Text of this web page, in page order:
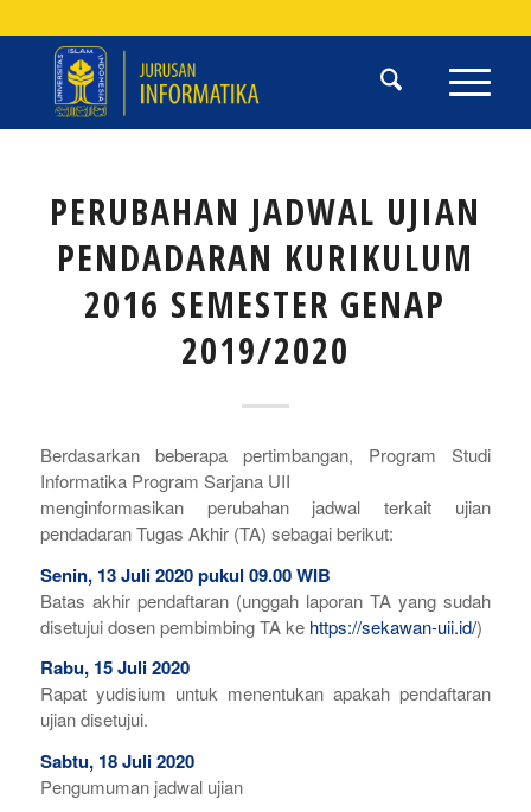
PERUBAHAN JADWAL UJIAN
PENDADARAN KURIKULUM
2016 SEMESTER GENAP
2019/2020
Berdasarkan beberapa pertimbangan, Program Studi
Informatika Program Sarjana UII
menginformasikan perubahan jadwal terkait ujian
pendadaran Tugas Akhir (TA) sebagai berikut:
Senin, 13 Juli 2020 pukul 09.00 WIB
Batas akhir pendaftaran (unggah laporan TA yang sudah
disetujui dosen pembimbing TA ke https://sekawan-uii.id/)
Rabu, 15 Juli 2020
Rapat yudisium untuk menentukan apakah pendaftaran
ujian disetujui.
Sabtu, 18 Juli 2020
Pengumuman jadwal ujian